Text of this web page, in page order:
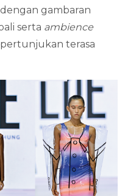
gambaran
serta ambience
terasa